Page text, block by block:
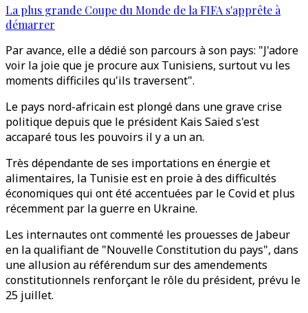
La plus grande Coupe du Monde de la FIFA s'apprête à
démarrer
Par avance, elle a dédié son parcours à son pays: "J'adore
voir la joie que je procure aux Tunisiens, surtout vu les
moments difficiles qu'ils traversent".
Le pays nord-africain est plongé dans une grave crise
politique depuis que le président Kais Saied s'est
accaparé tous les pouvoirs il y a un an.
Très dépendante de ses importations en énergie et
alimentaires, la Tunisie est en proie à des difficultés
économiques qui ont été accentuées par le Covid et plus
récemment par la guerre en Ukraine.
Les internautes ont commenté les prouesses de Jabeur
en la qualifiant de "Nouvelle Constitution du pays", dans
une allusion au référendum sur des amendements
constitutionnels renforçant le rôle du président, prévu le
25 juillet.